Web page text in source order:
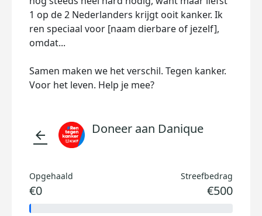
1 op de 2 Nederlanders krijgt ooit kanker. Ik
ren speciaal voor [naam dierbare of jezelf],
omdat...
Samen maken we het verschil. Tegen kanker.
Voor het leven. Help je mee?
arrow_back Doneer aan Danique
Opgehaald
€0
Streefbedrag
€500